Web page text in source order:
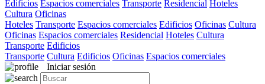
Edificios Espacios comerciales Transporte Residencial Hoteles
Cultura Oficinas
Hoteles Transporte Espacios comerciales Edificios Oficinas Cultura
Oficinas Espacios comerciales Residencial Hoteles Cultura
Transporte Edificios
Transporte Cultura Edificios Oficinas Espacios comerciales
Iniciar sesión